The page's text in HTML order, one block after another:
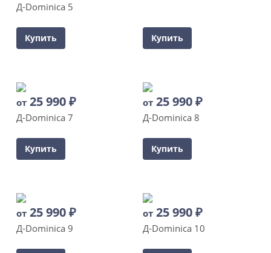
Д-Dominica 5
Купить Купить
от 25 990₽
Д-Dominica 7
Купить
от 25 990₽
Д-Dominica 8
Купить
от 25 990₽
Д-Dominica 9
от 25 990₽
Д-Dominica 10